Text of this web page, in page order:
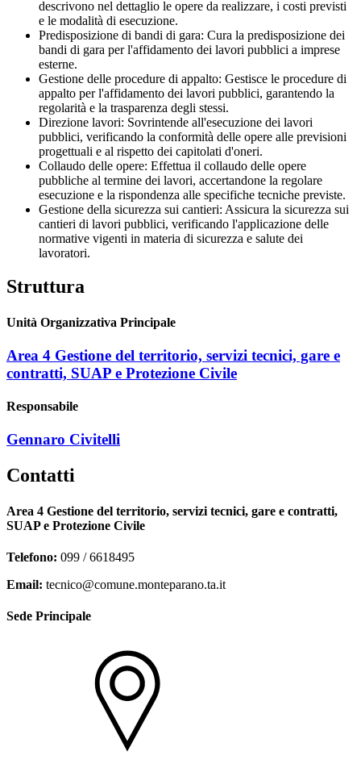
descrivono nel dettaglio le opere da realizzare, i costi previsti
e le modalità di esecuzione.
Predisposizione di bandi di gara: Cura la predisposizione dei
bandi di gara per l'affidamento dei lavori pubblici a imprese
esterne.
Gestione delle procedure di appalto: Gestisce le procedure di
appalto per l'affidamento dei lavori pubblici, garantendo la
regolarità e la trasparenza degli stessi.
Direzione lavori: Sovrintende all'esecuzione dei lavori
pubblici, verificando la conformità delle opere alle previsioni
progettuali e al rispetto dei capitolati d'oneri.
Collaudo delle opere: Effettua il collaudo delle opere
pubbliche al termine dei lavori, accertandone la regolare
esecuzione e la rispondenza alle specifiche tecniche previste.
Gestione della sicurezza sui cantieri: Assicura la sicurezza sui
cantieri di lavori pubblici, verificando l'applicazione delle
normative vigenti in materia di sicurezza e salute dei
lavoratori.
Struttura
Unità Organizzativa Principale
Area 4 Gestione del territorio, servizi tecnici, gare e
contratti, SUAP e Protezione Civile
Responsabile
Gennaro Civitelli
Contatti
Area 4 Gestione del territorio, servizi tecnici, gare e contratti,
SUAP e Protezione Civile
Telefono: 099 / 6618495
Email: tecnico@comune.monteparano.ta.it
Sede Principale